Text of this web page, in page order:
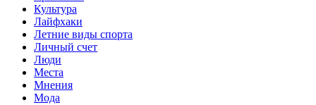
Культура
Лайфхаки
Летние виды спорта
Личный счет
Люди
Места
Мнения
Мода